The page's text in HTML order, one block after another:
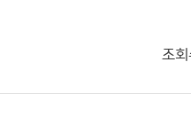
조회